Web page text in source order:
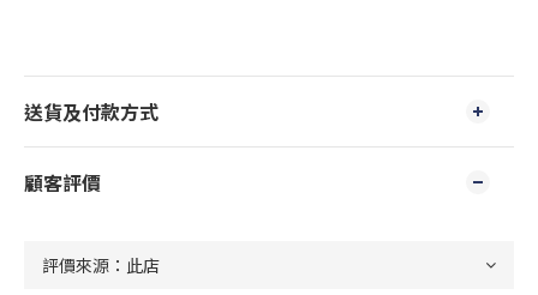
送貨及付款方式
顧客評價